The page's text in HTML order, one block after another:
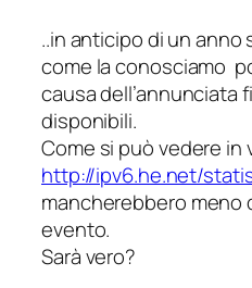
..in anticipo di un anno
come la conosciamo
causa dell’annunciata
disponibili.
Come si può vedere
http://ipv6.he.net/
mancherebbero meno
evento.
Sarà vero?